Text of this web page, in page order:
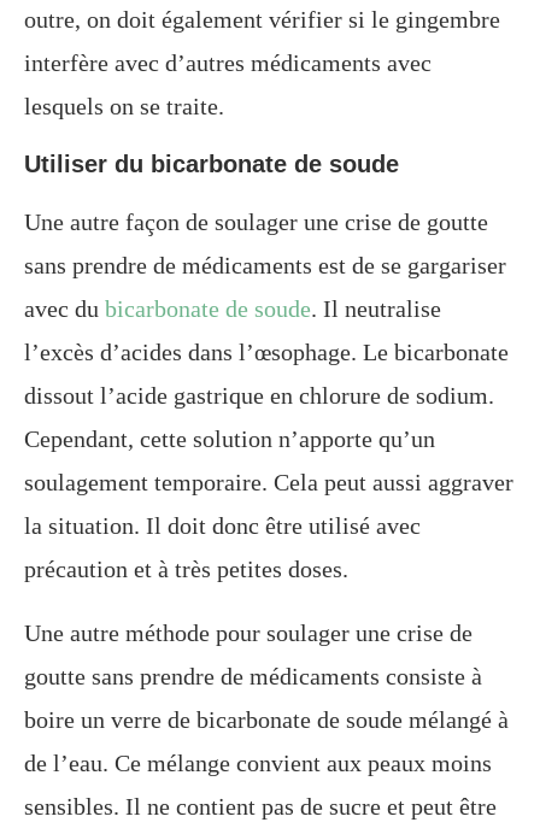
outre, on doit également vérifier si le gingembre
interfère avec d’autres médicaments avec
lesquels on se traite.
Utiliser du bicarbonate de soude
Une autre façon de soulager une crise de goutte
sans prendre de médicaments est de se gargariser
avec du bicarbonate de soude. Il neutralise
l’excès d’acides dans l’œsophage. Le bicarbonate
dissout l’acide gastrique en chlorure de sodium.
Cependant, cette solution n’apporte qu’un
soulagement temporaire. Cela peut aussi aggraver
la situation. Il doit donc être utilisé avec
précaution et à très petites doses.
Une autre méthode pour soulager une crise de
goutte sans prendre de médicaments consiste à
boire un verre de bicarbonate de soude mélangé à
de l’eau. Ce mélange convient aux peaux moins
sensibles. Il ne contient pas de sucre et peut être